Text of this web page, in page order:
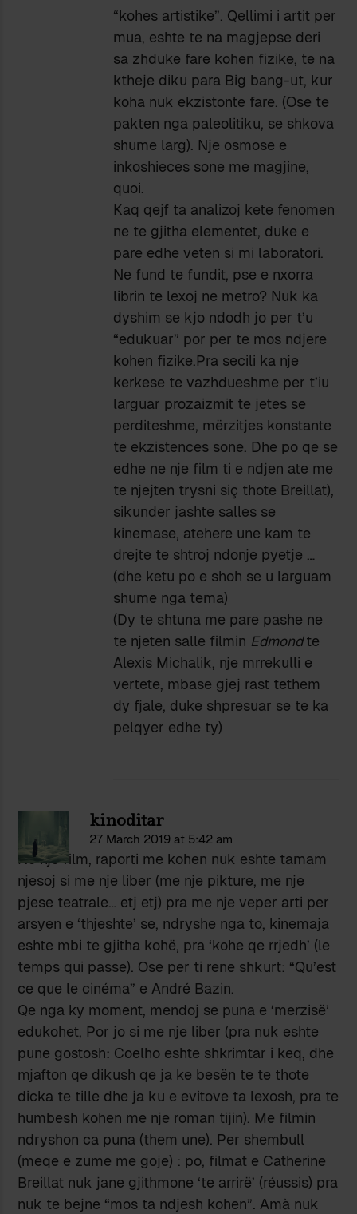
“kohes artistike”. Qellimi i artit per
mua, eshte te na magjepse deri
sa zhduke fare kohen fizike, te na
ktheje diku para Big bang-ut, kur
koha nuk ekzistonte fare. (Ose te
pakten nga paleolitiku, se shkova
shume larg). Nje osmose e
inkoshieces sone me magjine,
quoi.
Kaq qejf ta analizoj kete fenomen
ne te gjitha elementet, duke e
pare edhe veten si mi laboratori.
Ne fund te fundit, pse e nxorra
librin te lexoj ne metro? Nuk ka
dyshim se kjo ndodh jo per t’u
“edukuar” por per te mos ndjere
kohen fizike.Pra secili ka nje
kerkese te vazhdueshme per t’iu
larguar prozaizmit te jetes se
perditeshme, mërzitjes konstante
te ekzistences sone. Dhe po qe se
edhe ne nje film ti e ndjen ate me
te njejten trysni siç thote Breillat),
sikunder jashte salles se
kinemase, atehere une kam te
drejte te shtroj ndonje pyetje …
(dhe ketu po e shoh se u larguam
shume nga tema)
(Dy te shtuna me pare pashe ne
te njeten salle filmin Edmondte
Alexis Michalik, nje mrrekulli e
vertete, mbase gjej rast tethem
dy fjale, duke shpresuar se te ka
pelqyer edhe ty)
kinoditar
27 March 2019 at 5:42 am
Në nje film, raporti me kohen nuk eshte tamam
njesoj si me nje liber (me nje pikture, me nje
pjese teatrale… etj etj) pra me nje veper arti per
arsyen e ‘thjeshte’ se, ndryshe nga to, kinemaja
eshte mbi te gjitha kohë, pra ‘kohe qe rrjedh’ (le
temps qui passe). Ose per ti rene shkurt: “Qu’est
ce que le cinéma” e André Bazin.
Qe nga ky moment, mendoj se puna e ‘merzisë’
edukohet, Por jo si me nje liber (pra nuk eshte
pune gostosh: Coelho eshte shkrimtar i keq, dhe
mjafton qe dikush qe ja ke besën te te thote
dicka te tille dhe ja ku e evitove ta lexosh, pra te
humbesh kohen me nje roman tijin). Me filmin
ndryshon ca puna (them une). Per shembull
(meqe e zume me goje) : po, filmat e Catherine
Breillat nuk jane gjithmone ‘te arrirë’ (réussis) pra
nuk te bejne “mos ta ndjesh kohen”. Amà nuk